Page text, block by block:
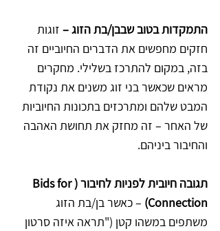
התמקדות בטוב שבבן/בת הזוג – זוגות
חזקים מחפשים את הדברים החיוביים זה
בזה, במקום להתרכז בשלילי. מחקרים
מראים שכאשר בני זוג משנים את נקודת
המבט שלהם ומתרכזים בתכונות החיוביות
של האחר – זה מחזק את תחושת האהבה
והחיבור ביניהם.
תגובה חיובית לפניות לחיבור (Bids for
Connection) – כאשר בן/בת הזוג
משתפים במשהו קטן ("תראה איזה סרטון